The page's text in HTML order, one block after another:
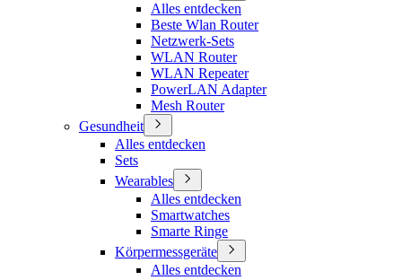
Alles entdecken
Beste Wlan Router
Netzwerk-Sets
WLAN Router
WLAN Repeater
PowerLAN Adapter
Mesh Router
Gesundheit
Alles entdecken
Sets
Wearables
Alles entdecken
Smartwatches
Smarte Ringe
Körpermessgeräte
Alles entdecken